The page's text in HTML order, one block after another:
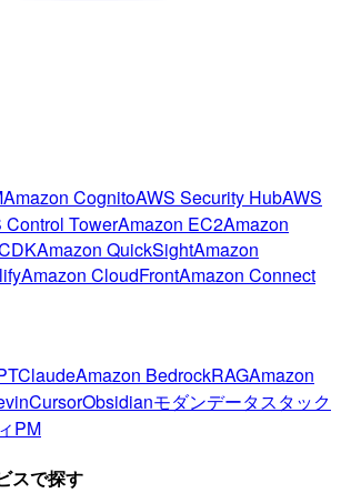
Amazon CognitoAWS Security HubAWS
Control TowerAmazon EC2Amazon
Amazon QuickSightAmazon
Amazon CloudFrontAmazon Connect
ClaudeAmazon BedrockRAGAmazon
CursorObsidianモダンデータスタック
PM
スで探す